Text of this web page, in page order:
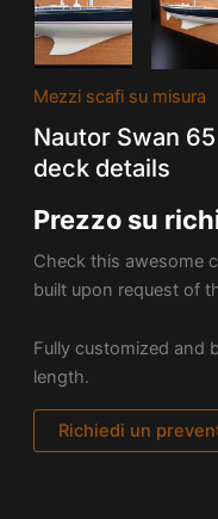
Mezzi scafi su misura
Nautor Swan
deck details
Prezzo su
Check this awesome
built upon request of
Fully customized and
length.
Richiedi un